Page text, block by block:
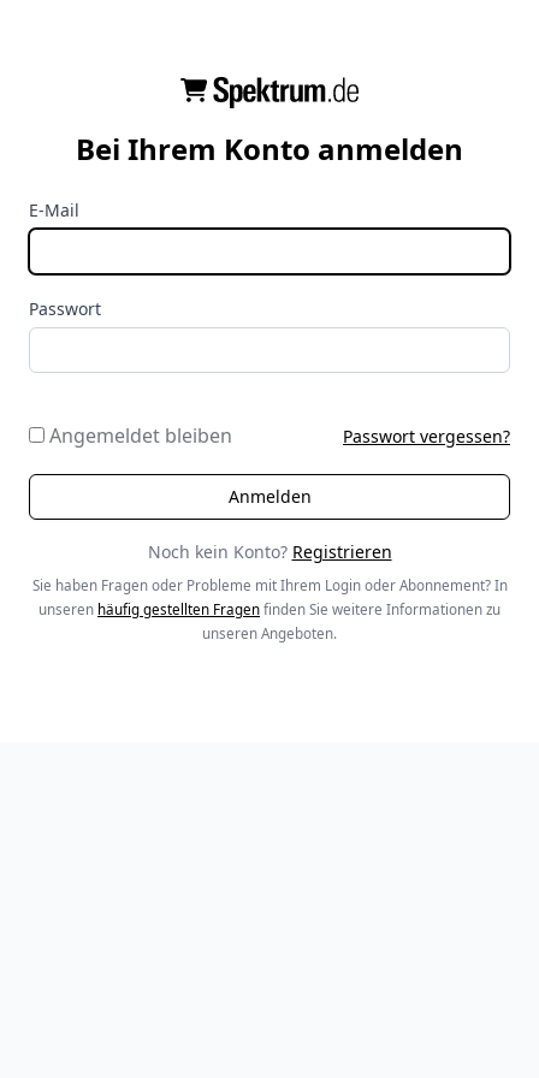
Bei Ihrem Konto anmelden
E-Mail
Passwort
Angemeldet bleiben Passwort vergessen?
Noch kein Konto? Registrieren
Sie haben Fragen oder Probleme mit Ihrem Login oder Abonnement? In
unseren häufig gestellten Fragen finden Sie weitere Informationen zu
unseren Angeboten.